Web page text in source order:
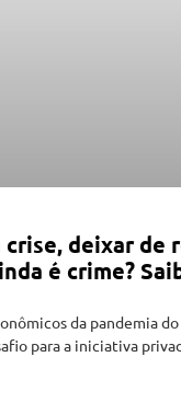
crise, deixar de
é crime?
da pandemia
para a iniciativa